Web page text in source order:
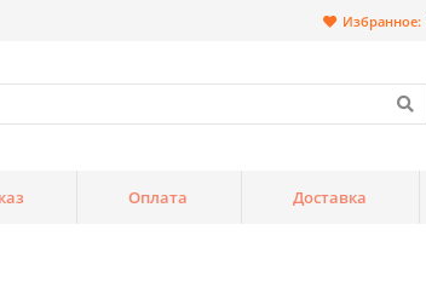
Избранное:
Оплата Доставка